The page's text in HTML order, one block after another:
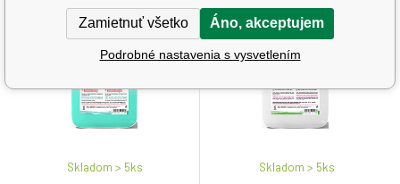
zároveň zanecháva pokožku
čistú, sviežu a príjemne
prevoňanú osviežujúcou vôňou
mäty.
Skladom > 5ks
AKCE
Skladom > 5ks
Zamietnuť všetko Áno, akceptujem
Podrobné nastavenia s vysvetlením